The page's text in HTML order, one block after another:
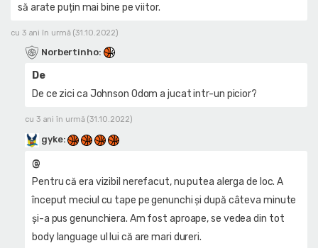
să arate puțin mai bine pe viitor.
cu 3 ani în urmă (31.10.2022)
Norbertinho:
De
De ce zici ca Johnson Odom a jucat intr-un picior?
cu 3 ani în urmă (31.10.2022)
gyke:
@
Pentru că era vizibil nerefacut, nu putea alerga de loc. A
început meciul cu tape pe genunchi și după câteva minute
și-a pus genunchiera. Am fost aproape, se vedea din tot
body language ul lui că are mari dureri.